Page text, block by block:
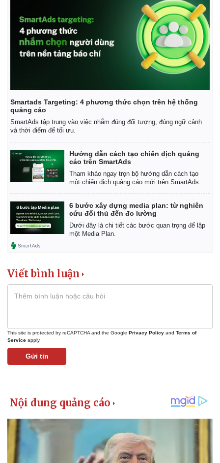
Smartads Targeting: 4 phương thức chọn trên hệ thống
quảng cáo
SmartAds tập trung vào việc nhắm đúng đối tượng, đúng ngữ cảnh
và thời điểm để tối ưu.
Hướng dẫn cách tạo chiến dịch quảng
cáo trên SmartAds
Tham khảo ngay trọn bộ hướng dẫn cách tạo
một chiến dịch quảng cáo mới trên SmartAds.
6 bước xây dựng media plan: từ nghiên
cứu đối thủ đến đo lường
Dưới đây là chi tiết các bước quan trọng để lập
một Media Plan.
Viết bình luận
This site is protected by reCAPTCHA and the Google Privacy Policy and Terms of
Service apply.
Gửi tin